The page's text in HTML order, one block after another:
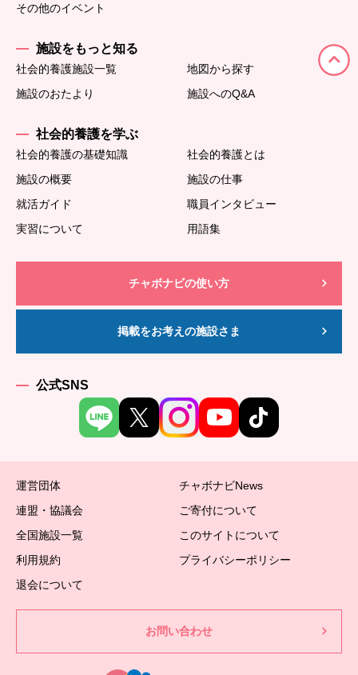
その他のイベント
施設をもっと知る
社会的養護施設一覧
地図から探す
施設のおたより
施設へのQ&A
社会的養護を学ぶ
社会的養護の基礎知識
社会的養護とは
施設の概要
施設の仕事
就活ガイド
職員インタビュー
実習について
用語集
チャボナビの使い方
掲載をお考えの施設さま
公式SNS
運営団体
チャボナビNews
連盟・協議会
ご寄付について
全国施設一覧
このサイトについて
利用規約
プライバシーポリシー
退会について
お問い合わせ